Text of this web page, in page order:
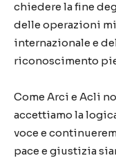
chiedere la fine
delle operazioni
internazionale e
riconoscimento
Come Arci e Acli
accettiamo la
voce e
pace e giustizia